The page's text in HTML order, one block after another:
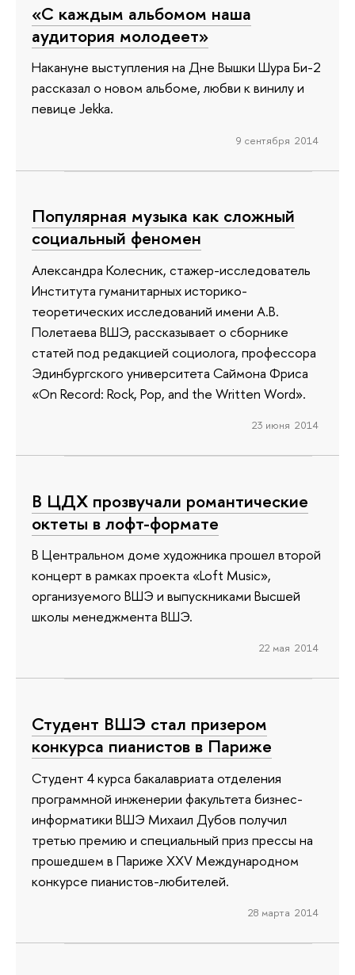
«С каждым альбомом наша
аудитория молодеет»
Накануне выступления на Дне Вышки Шура Би-2
рассказал о новом альбоме, любви к винилу и
певице Jekka.
9 сентября 2014
Популярная музыка как сложный
социальный феномен
Александра Колесник, стажер-исследователь
Института гуманитарных историко-
теоретических исследований имени А.В.
Полетаева ВШЭ, рассказывает о сборнике
статей под редакцией социолога, профессора
Эдинбургского университета Саймона Фриса
«On Record: Rock, Pop, and the Written Word».
23 июня 2014
В ЦДХ прозвучали романтические
октеты в лофт-формате
В Центральном доме художника прошел второй
концерт в рамках проекта «Loft Music»,
организуемого ВШЭ и выпускниками Высшей
школы менеджмента ВШЭ.
22 мая 2014
Студент ВШЭ стал призером
конкурса пианистов в Париже
Студент 4 курса бакалавриата отделения
программной инженерии факультета бизнес-
информатики ВШЭ Михаил Дубов получил
третью премию и специальный приз прессы на
прошедшем в Париже XXV Международном
конкурсе пианистов-любителей.
28 марта 2014